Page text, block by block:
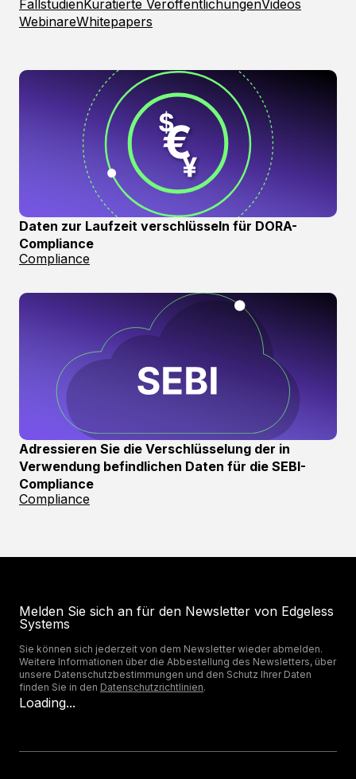
FallstudienKuratierte VeröffentlichungenVideos
WebinareWhitepapers
Daten zur Laufzeit verschlüsseln für DORA-
Compliance
Compliance
Adressieren Sie die Verschlüsselung der in
Verwendung befindlichen Daten für die SEBI-
Compliance
Compliance
Melden Sie sich an für den Newsletter von Edgeless
Systems
Sie können sich jederzeit von dem Newsletter wieder abmelden.
Weitere Informationen über die Abbestellung des Newsletters, über
unsere Datenschutzbestimmungen und den Schutz Ihrer Daten
finden Sie in den Datenschutzrichtlinien.
Loading...